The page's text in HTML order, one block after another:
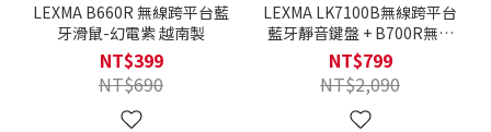
LEXMA B660R 無線跨平台藍
牙滑鼠-幻電紫 越南製
NT$399
NT$690
LEXMA LK7100B無線跨平台
藍牙靜音鍵盤 + B700R無線
跨平台藍牙滑鼠-海貝色 組合
NT$799
NT$2,090